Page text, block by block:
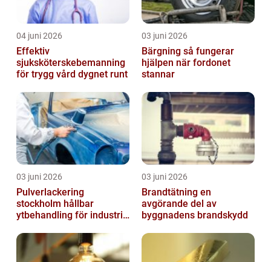
04 juni 2026
Effektiv
sjuksköterskebemanning
för trygg vård dygnet runt
03 juni 2026
Bärgning så fungerar
hjälpen när fordonet
stannar
03 juni 2026
Pulverlackering
stockholm hållbar
ytbehandling för industri
03 juni 2026
Brandtätning en
avgörande del av
byggnadens brandskydd